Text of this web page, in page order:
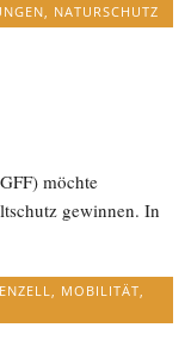
, NATURSCHUTZ
möchte
gewinnen. In
MOBILITÄT